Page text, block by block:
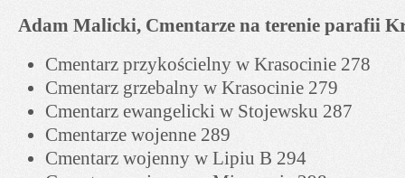
Adam Malicki, Cmentarze na terenie parafii
Cmentarz przykościelny w Krasocinie 278
Cmentarz grzebalny w Krasocinie 279
Cmentarz ewangelicki w Stojewsku 287
Cmentarze wojenne 289
Cmentarz wojenny w Lipiu B 294